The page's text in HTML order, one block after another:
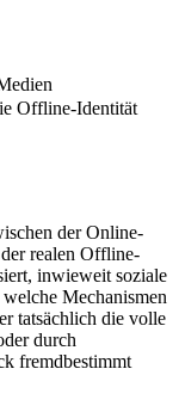
Offline-Identität
der Online-
realen Offline-
inwieweit soziale
Mechanismen
tatsächlich die volle
durch
fremdbestimmt